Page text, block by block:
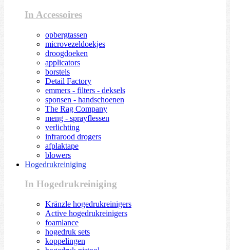
In Accessoires
opbergtassen
microvezeldoekjes
droogdoeken
applicators
borstels
Detail Factory
emmers - filters - deksels
sponsen - handschoenen
The Rag Company
meng - sprayflessen
verlichting
infrarood drogers
afplaktape
blowers
Hogedrukreiniging
In Hogedrukreiniging
Kränzle hogedrukreinigers
Active hogedrukreinigers
foamlance
hogedruk sets
koppelingen